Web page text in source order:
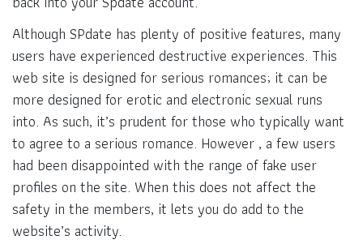
Although SPdate has plenty of positive features, many
users have experienced destructive experiences. This
web site is designed for serious romances; it can be
more designed for erotic and electronic sexual runs
into. As such, it’s prudent for those who typically want
to agree to a serious romance. However , a few users
had been disappointed with the range of fake user
profiles on the site. When this does not affect the
safety in the members, it lets you do add to the
website’s activity.